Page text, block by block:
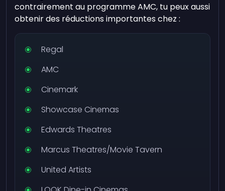
contrairement au programme AMC, tu peux aussi
obtenir des réductions importantes chez :
Regal
AMC
Cinemark
Showcase Cinemas
Edwards Theatres
Marcus Theatres/Movie Tavern
United Artists